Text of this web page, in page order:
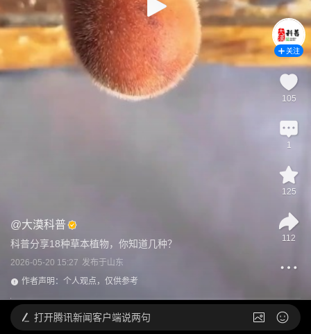
@大漠科普
科普分享18种草本植物，你知道几种？
2026-05-20 15:27 发布于山东
作者声明：个人观点，仅供参考
关注
105
1
125
112
打开腾讯新闻客户端说两句